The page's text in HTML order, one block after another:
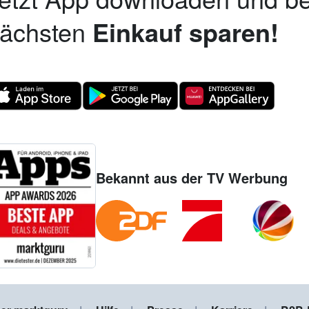
Einkauf sparen!
Bekannt aus der TV Werbung